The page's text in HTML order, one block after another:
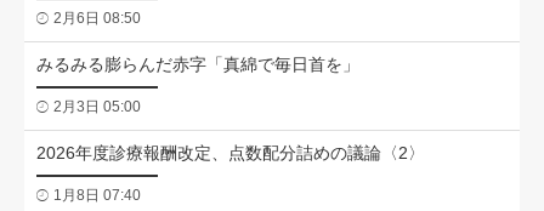
2月6日 08:50
みるみる膨らんだ赤字「真綿で毎日首を」
2月3日 05:00
2026年度診療報酬改定、点数配分詰めの議論〈2〉
1月8日 07:40